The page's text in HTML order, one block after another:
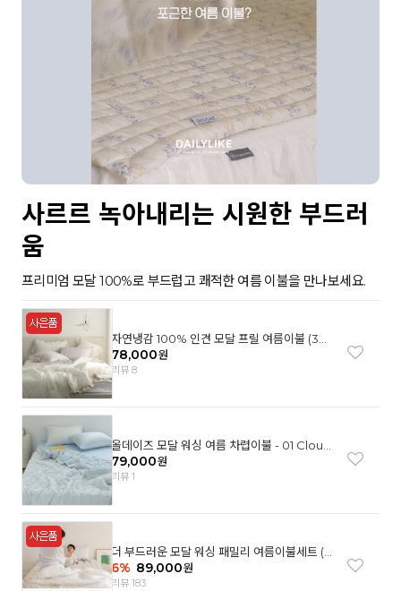
사르르 녹아내리는 시원한 부드러
움
프리미엄 모달 100%로 부드럽고 쾌적한 여름 이불을 만나보세요.
자연냉감 100% 인견 모달 프릴 여름이불 (3컬
러)
78,000원
리뷰 8
올데이즈 모달 워싱 여름 차렵이불 - 01 Cloud
garden(SS)
79,000원
리뷰 1
더 부드러운 모달 워싱 패밀리 여름이불세트 (8
컬러)
6% 89,000원
리뷰 183